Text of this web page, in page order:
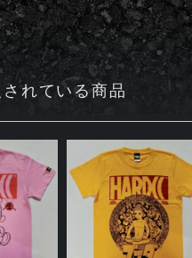
れている商品